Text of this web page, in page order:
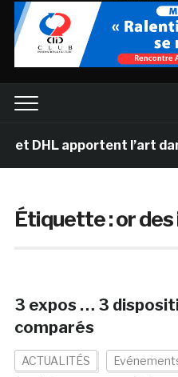
DHL apportent l’art
Étiquette :or des
3 expos … 3
comparés
ACTUALITÉS